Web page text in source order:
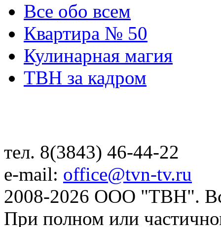
Все обо всем
Квартира № 50
Кулинарная магия
ТВН за кадром
тел. 8(3843) 46-44-22
e-mail: office@tvn-tv.ru
2008-2026 ООО "ТВН".
При полном или